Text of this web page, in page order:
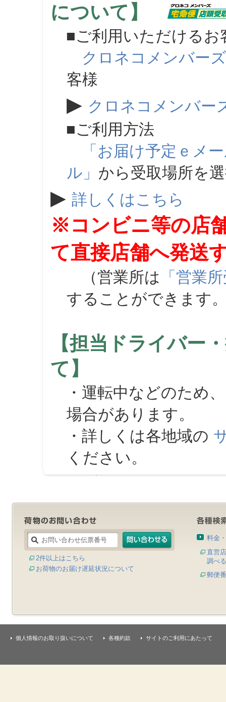
について】
■ご利用いただけるお
クロネコメンバーズ
客様
▶ クロネコメンバー
■ご利用方法
「お届け予定ｅメ
ル」 から受取場所を
▶ 詳しくはこちら
※コンビニ等の店
て直接店舗へ発送
（営業所は 「営業
することができます
【担当ドライバー
て】
・運転中などのため
場合があります。
・詳しくは各地域の
ください。
2件以上はこちら
お荷物のお届け遅延状況について
料金
直営
調べる
郵便
個人情報のお取り扱いについて 各種約款 サイトのご利用にあたって